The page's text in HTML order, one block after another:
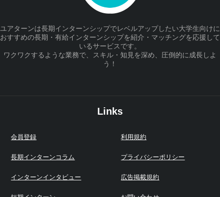
ユアターンは長期インターンシップでレベルアップしたい大学生向けに
おすすめの長期・有給インターンシップを紹介・マッチングを応援して
いるサービスです。
ワクワクするような業務で、スキル・知見を深め、圧倒的に成長しよ
う！
Links
会員登録
長期インターンコラム
インターンインタビュー
利用規約
プライバシーポリシー
広告掲載規約